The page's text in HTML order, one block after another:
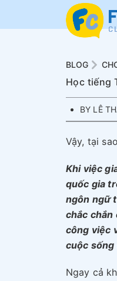
BLOG
Học tiếng
BY LÊ
Vậy, tại
Khi việc
quốc gia
ngôn ngữ
chắc chắn
công việc
cuộc sống
Ngay cả